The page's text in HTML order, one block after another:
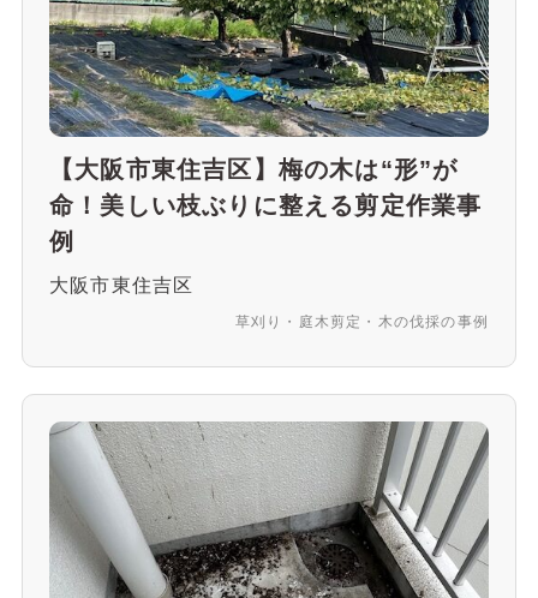
【大阪市東住吉区】梅の木は“形”が
命！美しい枝ぶりに整える剪定作業事
例
大阪市東住吉区
草刈り・庭木剪定・木の伐採の事例